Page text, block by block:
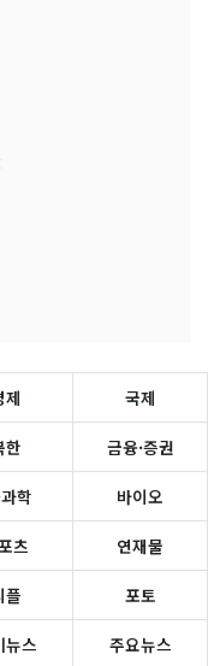
제 국제
한 금융·증권
학 바이오
츠 연재물
플 포토
뉴스 주요뉴스